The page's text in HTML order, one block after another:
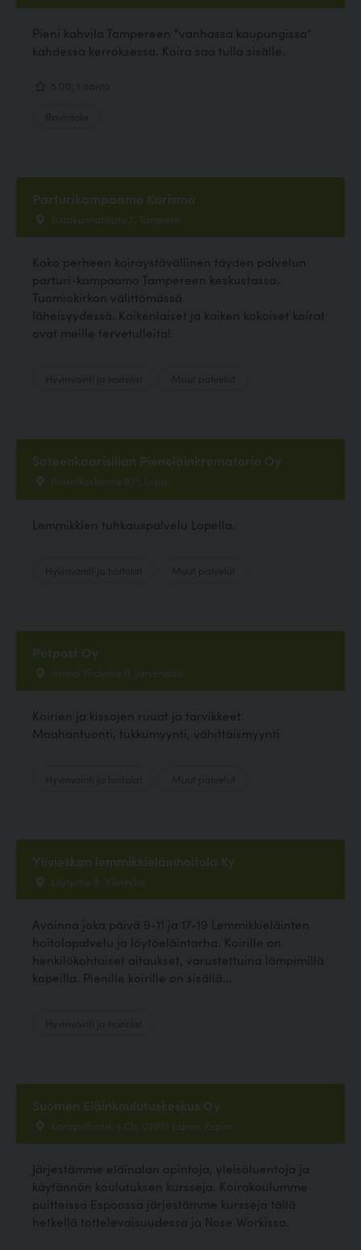
Pieni kahvila Tampereen "vanhassa kaupungissa"
kahdessa kerroksessa. Koira saa tulla sisälle.
Parturikampaamo Karisma
Satakunnankatu 7, Tampere
Koko perheen koiraystävällinen täyden palvelun
parturi-kampaamo Tampereen keskustassa.
Tuomiokirkon välittömässä
läheisyydessä. Kaikenlaiset ja kaiken kokoiset koirat
ovat meille tervetulleita!
Sateenkaarisillan Pieneläinkrematorio Oy
Rautakoskentie 871, Loppi
Lemmikkien tuhkauspalvelu Lopella.
Petpost Oy
Vanha Yhdystie 6, Järvenpää
Koirien ja kissojen ruuat ja tarvikkeet.
Maahantuonti, tukkumyynti, vähittäismyynti
Ylivieskan lemmikkieläinhoitola Ky
Löytyntie 8, Ylivieska
Avoinna joka päivä 9-11 ja 17-19 Lemmikkieläinten
hoitolapalvelu ja löytöeläintarha. Koirille on
henkilökohtaiset aitaukset, varustettuina lämpimillä
kopeilla. Pienille koirille on sisällä...
Suomen Eläinkoulutuskeskus Oy
Karapellontie 4 Cb, 02610 Espoo, Espoo
Järjestämme eläinalan opintoja, yleisöluentoja ja
käytännön koulutuksen kursseja. Koirakoulumme
puitteissa Espoossa järjestämme kursseja tällä
hetkellä tottelevaisuudessa ja Nose Workissa.